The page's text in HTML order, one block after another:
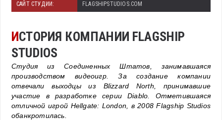
САЙТ СТУДИИ: FLAGSHIPSTUDIOS.COM
ИСТОРИЯ КОМПАНИИ FLAGSHIP
STUDIOS
Студия из Соединенных Штатов, занимавшаяся
производством видеоигр. За создание компании
отвечали выходцы из Blizzard North, принимавшие
участие в разработке серии Diablo. Отметившаяся
отличной игрой Hellgate: London, в 2008 Flagship Studios
обанкротилась.